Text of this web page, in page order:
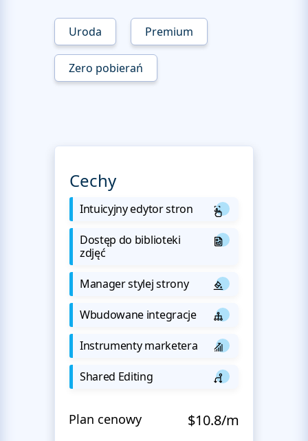
Uroda Premium
Zero pobierań
Cechy
Intuicyjny edytor stron
Dostęp do biblioteki
zdjęć
Manager stylej strony
Wbudowane integracje
Instrumenty marketera
Shared Editing
Plan cenowy $10.8/m